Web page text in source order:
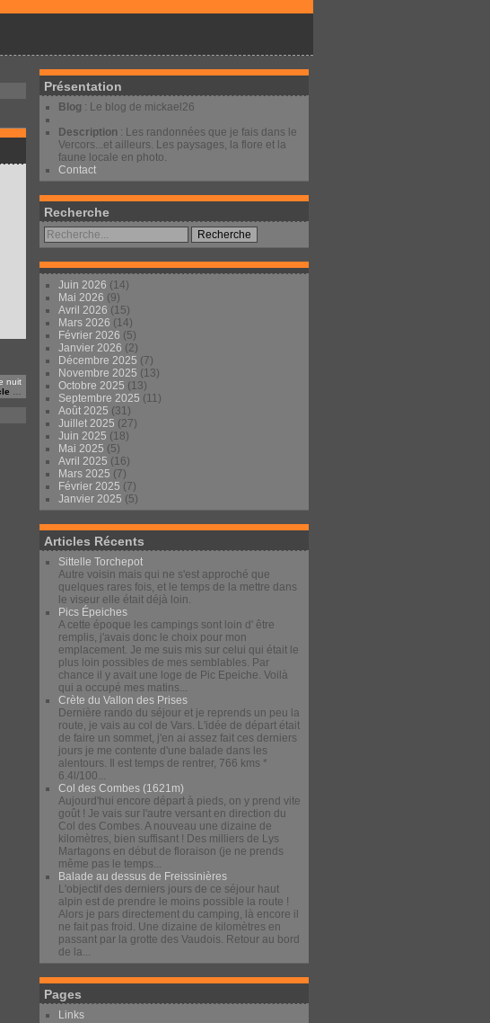
nuit
Présentation
Blog : Le blog de mickael26
Description : Les randonnées que je fais dans le
Vercors...et ailleurs. Les paysages, la flore et la
faune locale en photo.
Contact
Recherche
Juin 2026 (14)
Mai 2026 (9)
Avril 2026 (15)
Mars 2026 (14)
Février 2026 (5)
Janvier 2026 (2)
Décembre 2025 (7)
Novembre 2025 (13)
Octobre 2025 (13)
Septembre 2025 (11)
Août 2025 (31)
Juillet 2025 (27)
Juin 2025 (18)
Mai 2025 (5)
Avril 2025 (16)
Mars 2025 (7)
Février 2025 (7)
Janvier 2025 (5)
Articles Récents
Sittelle Torchepot
Autre voisin mais qui ne s'est approché que
quelques rares fois, et le temps de la mettre dans
le viseur elle était déjà loin.
Pics Épeiches
A cette époque les campings sont loin d' être
remplis, j'avais donc le choix pour mon
emplacement. Je me suis mis sur celui qui était le
plus loin possibles de mes semblables. Par
chance il y avait une loge de Pic Epeiche. Voilà
qui a occupé mes matins...
Crète du Vallon des Prises
Dernière rando du séjour et je reprends un peu la
route, je vais au col de Vars. L'idée de départ était
de faire un sommet, j'en ai assez fait ces derniers
jours je me contente d'une balade dans les
alentours. Il est temps de rentrer, 766 kms *
6.4l/100...
Col des Combes (1621m)
Aujourd'hui encore départ à pieds, on y prend vite
goût ! Je vais sur l'autre versant en direction du
Col des Combes. A nouveau une dizaine de
kilomètres, bien suffisant ! Des milliers de Lys
Martagons en début de floraison (je ne prends
même pas le temps...
Balade au dessus de Freissinières
L'objectif des derniers jours de ce séjour haut
alpin est de prendre le moins possible la route !
Alors je pars directement du camping, là encore il
ne fait pas froid. Une dizaine de kilomètres en
passant par la grotte des Vaudois. Retour au bord
de la...
Pages
Links